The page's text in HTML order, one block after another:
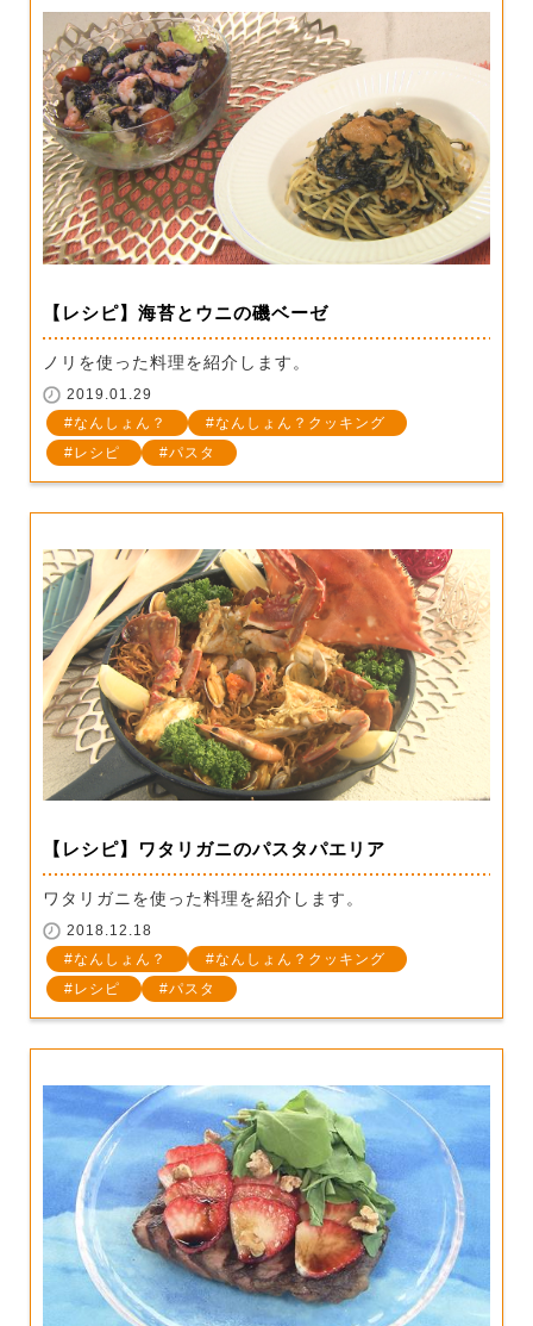
【レシピ】海苔とウニの磯ベーゼ
ノリを使った料理を紹介します。
2019.01.29
なんしょん？
なんしょん？クッキング
レシピ
パスタ
【レシピ】ワタリガニのパスタパエリア
ワタリガニを使った料理を紹介します。
2018.12.18
なんしょん？
なんしょん？クッキング
レシピ
パスタ